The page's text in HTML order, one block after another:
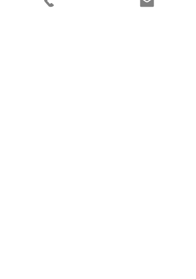
verzapfen nur Gutes!